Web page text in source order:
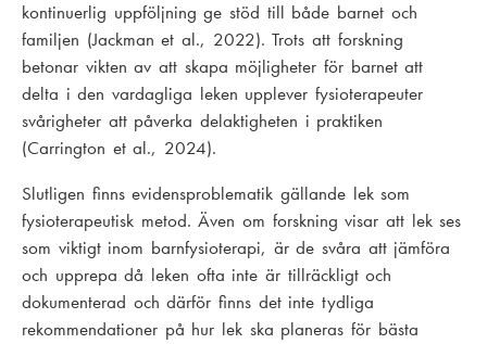
kontinuerlig uppföljning ge stöd till både barnet och
familjen (Jackman et al., 2022). Trots att forskning
betonar vikten av att skapa möjligheter för barnet att
delta i den vardagliga leken upplever fysioterapeuter
svårigheter att påverka delaktigheten i praktiken
(Carrington et al., 2024).
Slutligen finns evidensproblematik gällande lek som
fysioterapeutisk metod. Även om forskning visar att lek ses
som viktigt inom barnfysioterapi, är de svåra att jämföra
och upprepa då leken ofta inte är tillräckligt och
dokumenterad och därför finns det inte tydliga
rekommendationer på hur lek ska planeras för bästa